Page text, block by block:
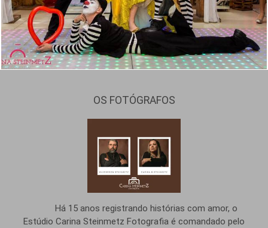
OS FOTÓGRAFOS
Há 15 anos registrando histórias com amor, o
Estúdio Carina Steinmetz Fotografia é comandado pelo